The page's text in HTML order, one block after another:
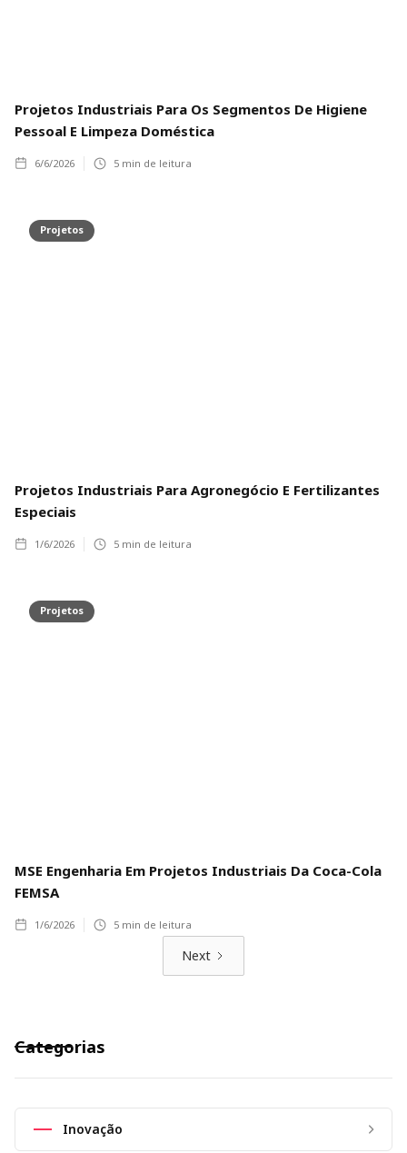
Projetos Industriais Para Os Segmentos De Higiene
Pessoal E Limpeza Doméstica
6/6/2026 5 min de leitura
Projetos
Projetos Industriais Para Agronegócio E Fertilizantes
Especiais
1/6/2026 5 min de leitura
Projetos
MSE Engenharia Em Projetos Industriais Da Coca-Cola
FEMSA
1/6/2026 5 min de leitura
Next
Categorias
Inovação